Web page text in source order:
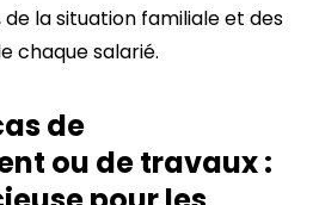
la situation familiale et des
chaque salarié.
de
ou de travaux :